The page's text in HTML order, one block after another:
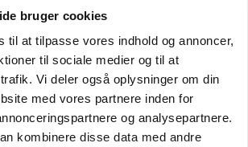
bruger cookies
til at tilpasse vores indhold og annoncer,
til sociale medier og til at
Vi deler også oplysninger om din
med vores partnere inden for
og analysepartnere.
kombinere disse data med andre
og nye regler øger landbobanks
Annonce